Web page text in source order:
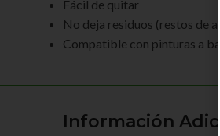
Fácil de quitar
No deja residuos (restos de
Compatible con pinturas a
Información